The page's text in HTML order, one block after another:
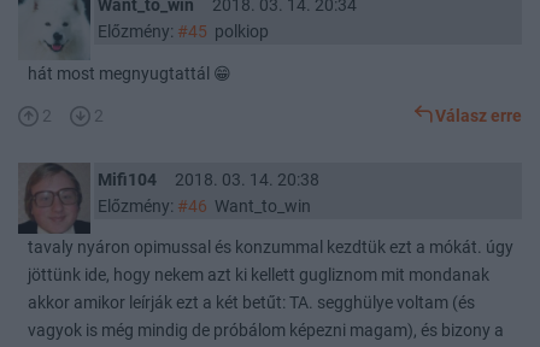
Want_to_win
2018. 03. 14. 20:34
Előzmény: #45 polkiop
hát most megnyugtattál 😁
2 2 Válasz erre
Mifi104
2018. 03. 14. 20:38
Előzmény: #46 Want_to_win
tavaly nyáron opimussal és konzummal kezdtük ezt a mókát. úgy
jöttünk ide, hogy nekem azt ki kellett gugliznom mit mondanak
akkor amikor leírják ezt a két betűt: TA. segghülye voltam (és
vagyok is még mindig de próbálom képezni magam), és bizony a